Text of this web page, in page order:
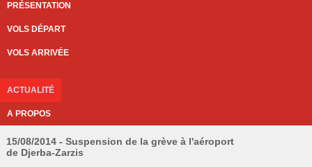
PRÉSENTATION
VOLS DÉPART
VOLS ARRIVÉE
ACTUALITÉ
A PROPOS
15/08/2014 - Suspension de la grève à l'aéroport
de Djerba-Zarzis